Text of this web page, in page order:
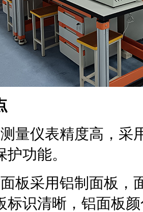
量仪表精度高，采
功能。
板采用铝制面板，
标识清晰，铝面板